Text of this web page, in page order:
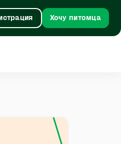
Хочу питомца